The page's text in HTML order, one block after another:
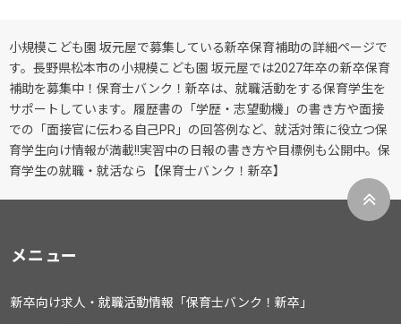
小規模こども園 坂元屋で募集している新卒保育補助の詳細ページで
す。長野県松本市の小規模こども園 坂元屋では2027年卒の新卒保育
補助を募集中！保育士バンク！新卒は、就職活動をする保育学生を
サポートしています。履歴書の「学歴・志望動機」の書き方や面接
での「面接官に伝わる自己PR」の回答例など、就活対策に役立つ保
育学生向け情報が満載!!実習中の日報の書き方や目標例も公開中。保
育学生の就職・就活なら【保育士バンク！新卒】
メニュー
新卒向け求人・就職活動情報「保育士バンク！新卒」